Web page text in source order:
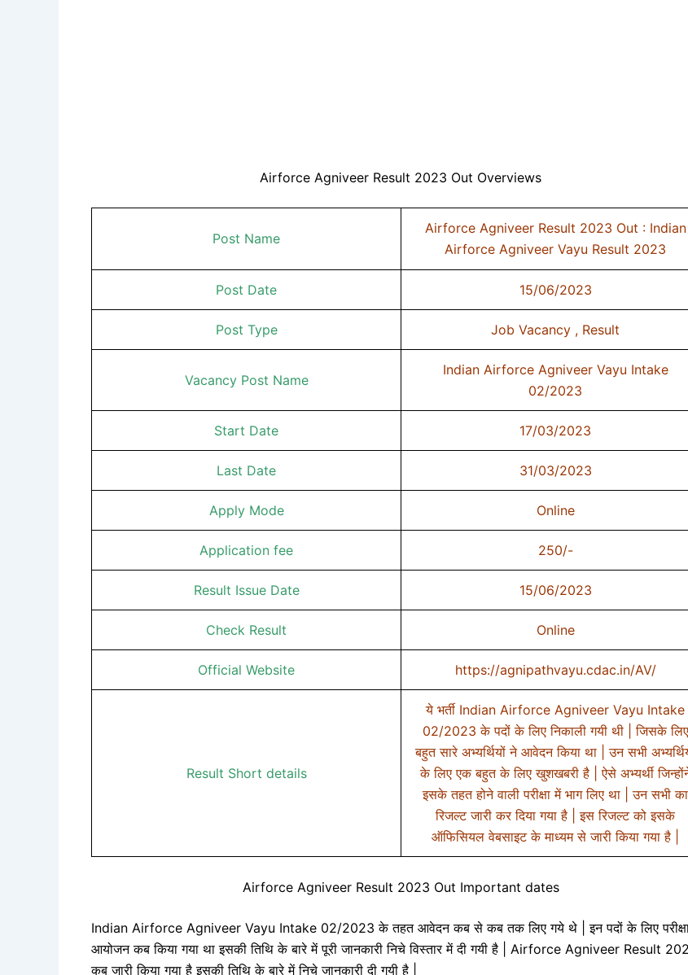
Airforce Agniveer Result 2023 Out Overviews
Post Name
Airforce Agniveer Result 2023 Out : Indian
Airforce Agniveer Vayu Result 2023
Post Date 15/06/2023
Post Type Job Vacancy , Result
Vacancy Post Name
Indian Airforce Agniveer Vayu Intake
02/2023
Start Date 17/03/2023
Last Date 31/03/2023
Apply Mode Online
Application fee 250/-
Result Issue Date 15/06/2023
Check Result Online
Official Website https://agnipathvayu.cdac.in/AV/
Result Short details
ये भर्ती Indian Airforce Agniveer Vayu Intake
02/2023 के पदों के लिए निकाली गयी थी | जिसके लिए
बहुत सारे अभ्यर्थियों ने आवेदन किया था | उन सभी
के लिए एक बहुत के लिए खुशखबरी है | ऐसे अभ्यर्थी
इसके तहत होने वाली परीक्षा में भाग लिए था | उन सभी का
रिजल्ट जारी कर दिया गया है | इस रिजल्ट को इसके
ऑफिसियल वेबसाइट के माध्यम से जारी किया गया है |
Airforce Agniveer Result 2023 Out Important dates
Indian Airforce Agniveer Vayu Intake 02/2023 के तहत आवेदन कब से कब तक लिए गये थे | इन पदों के लिए
आयोजन कब किया गया था इसकी तिथि के बारे में पूरी जानकारी निचे विस्तार में दी गयी है | Airforce Agniveer Result
कब जारी किया गया है इसकी तिथि के बारे में निचे जानकारी दी गयी है |